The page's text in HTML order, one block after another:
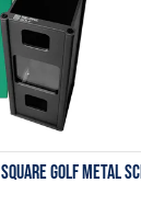
Square Golf Metal